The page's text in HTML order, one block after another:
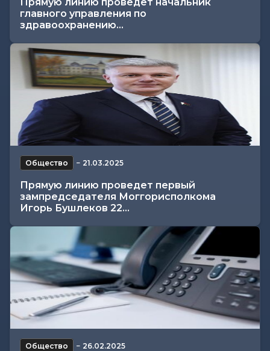
главного управления по
здравоохранению...
Общество − 21.03.2025
Прямую линию проведет первый
зампредседателя Моггорисполкома
Игорь Бушлеков 22...
Общество − 26.02.2025